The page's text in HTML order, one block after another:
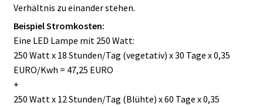
Verhältnis zu einander stehen.
Beispiel Stromkosten:
Eine LED Lampe mit 250 Watt:
250 Watt x 18 Stunden/Tag (vegetativ) x 30 Tage x 0,35
EURO/Kwh = 47,25 EURO
+
250 Watt x 12 Stunden/Tag (Blühte) x 60 Tage x 0,35